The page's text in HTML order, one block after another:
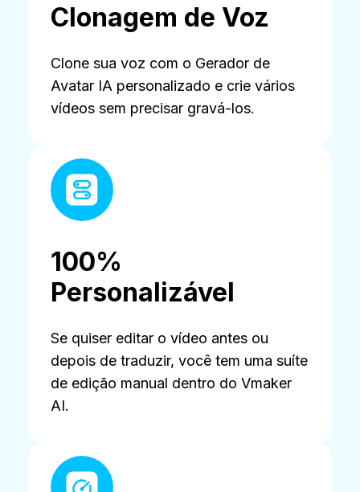
Clonagem de Voz
Clone sua voz com o Gerador de
Avatar IA personalizado e crie vários
vídeos sem precisar gravá-los.
100%
Personalizável
Se quiser editar o vídeo antes ou
depois de traduzir, você tem uma suíte
de edição manual dentro do Vmaker
AI.